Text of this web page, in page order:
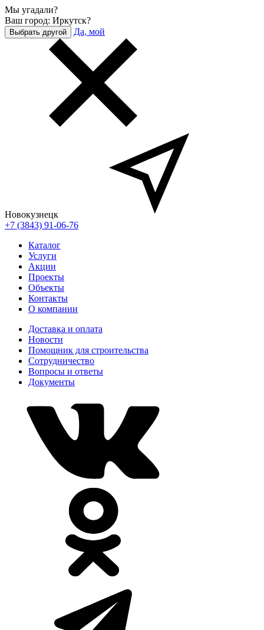
Мы угадали?
Ваш город: Иркутск?
Выбрать другой Да, мой
Новокузнецк
+7 (3843) 91-06-76
Каталог
Услуги
Акции
Проекты
Объекты
Контакты
О компании
Доставка и оплата
Новости
Помощник для строительства
Сотрудничество
Вопросы и ответы
Документы